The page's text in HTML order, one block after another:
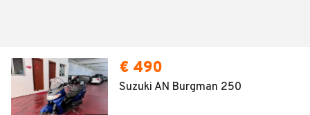
€ 490
Suzuki AN Burgman 250